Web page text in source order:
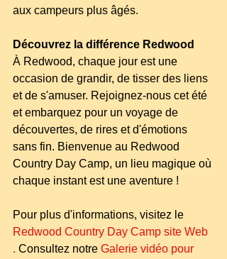
aux campeurs plus âgés.
Découvrez la différence Redwood
À Redwood, chaque jour est une
occasion de grandir, de tisser des liens
et de s'amuser. Rejoignez-nous cet été
et embarquez pour un voyage de
découvertes, de rires et d'émotions
sans fin. Bienvenue au Redwood
Country Day Camp, un lieu magique où
chaque instant est une aventure !
Pour plus d'informations, visitez le
Redwood Country Day Camp site Web
. Consultez notre Galerie vidéo pour